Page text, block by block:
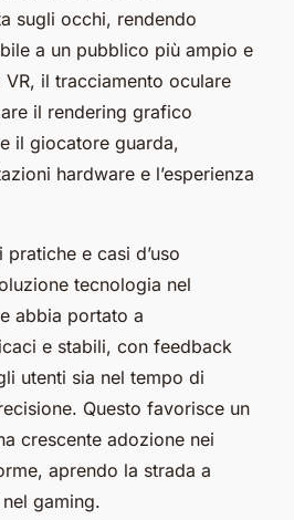
sugli occhi, rendendo
a un pubblico più ampio e
il tracciamento oculare
il rendering grafico
il giocatore guarda,
hardware e l’esperienza
e casi d’uso
tecnologia nel
abbia portato a
e stabili, con feedback
utenti sia nel tempo di
Questo favorisce un
crescente adozione nei
aprendo la strada a
gaming.